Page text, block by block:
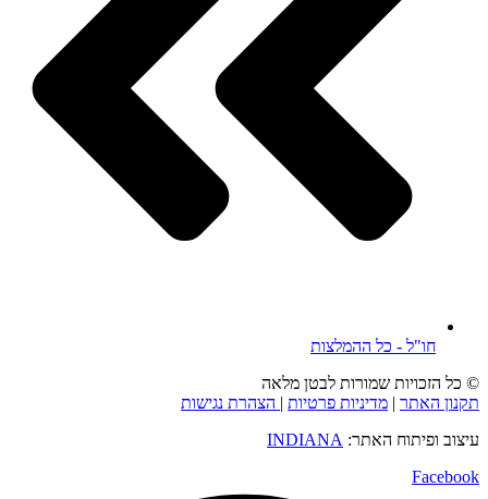
חו"ל - כל ההמלצות
© כל הזכויות שמורות לבטן מלאה
תקנון האתר | מדיניות פרטיות | הצהרת נגישות
עיצוב ופיתוח האתר: INDIANA
Facebook